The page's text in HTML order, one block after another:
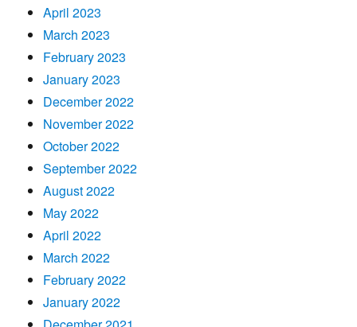
April 2023
March 2023
February 2023
January 2023
December 2022
November 2022
October 2022
September 2022
August 2022
May 2022
April 2022
March 2022
February 2022
January 2022